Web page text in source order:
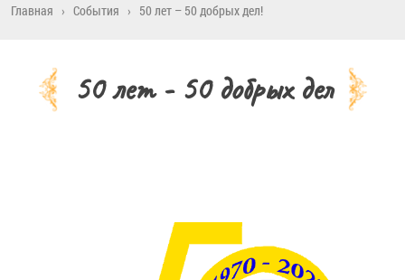
Главная › События › 50 лет – 50 добрых дел!
50 лет - 50 добрых дел